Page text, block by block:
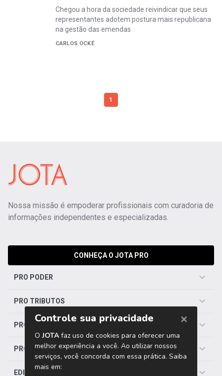
Chegou a hora da sociedade reivindicar que seus
representantes adotem postura mais republicana
na gestão das emendas
CARLOS OCKÉ
1
Nossa missão é empoderar profissionais com curadoria de
informações independentes e especializadas.
CONHEÇA O JOTA PRO
PRO PODER
PRO TRIBUTOS
PRO TRABALHISTA
PRO SAÚDE
EDITORIAS